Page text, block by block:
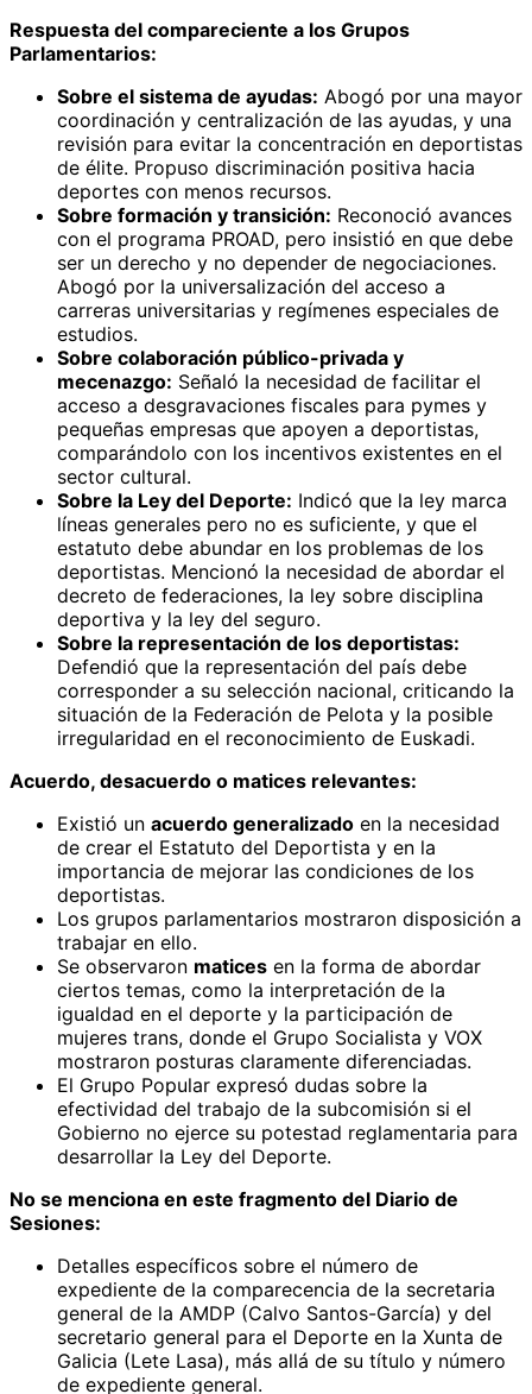
Respuesta del compareciente a los Grupos
Parlamentarios:
Sobre el sistema de ayudas: Abogó por una mayor
coordinación y centralización de las ayudas, y una
revisión para evitar la concentración en deportistas
de élite. Propuso discriminación positiva hacia
deportes con menos recursos.
Sobre formación y transición: Reconoció avances
con el programa PROAD, pero insistió en que debe
ser un derecho y no depender de negociaciones.
Abogó por la universalización del acceso a
carreras universitarias y regímenes especiales de
estudios.
Sobre colaboración público-privada y
mecenazgo: Señaló la necesidad de facilitar el
acceso a desgravaciones fiscales para pymes y
pequeñas empresas que apoyen a deportistas,
comparándolo con los incentivos existentes en el
sector cultural.
Sobre la Ley del Deporte: Indicó que la ley marca
líneas generales pero no es suficiente, y que el
estatuto debe abundar en los problemas de los
deportistas. Mencionó la necesidad de abordar el
decreto de federaciones, la ley sobre disciplina
deportiva y la ley del seguro.
Sobre la representación de los deportistas:
Defendió que la representación del país debe
corresponder a su selección nacional, criticando la
situación de la Federación de Pelota y la posible
irregularidad en el reconocimiento de Euskadi.
Acuerdo, desacuerdo o matices relevantes:
Existió un acuerdo generalizado en la necesidad
de crear el Estatuto del Deportista y en la
importancia de mejorar las condiciones de los
deportistas.
Los grupos parlamentarios mostraron disposición a
trabajar en ello.
Se observaron matices en la forma de abordar
ciertos temas, como la interpretación de la
igualdad en el deporte y la participación de
mujeres trans, donde el Grupo Socialista y VOX
mostraron posturas claramente diferenciadas.
El Grupo Popular expresó dudas sobre la
efectividad del trabajo de la subcomisión si el
Gobierno no ejerce su potestad reglamentaria para
desarrollar la Ley del Deporte.
No se menciona en este fragmento del Diario de
Sesiones:
Detalles específicos sobre el número de
expediente de la comparecencia de la secretaria
general de la AMDP (Calvo Santos-García) y del
secretario general para el Deporte en la Xunta de
Galicia (Lete Lasa), más allá de su título y número
de expediente general.